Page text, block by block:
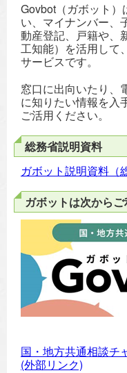
Govbot（ガボット
い、マイナンバー、
動産登記、戸籍や、
工知能）を活用して
サービスです。
窓口に出向いたり、
に知りたい情報を入
ご活用ください。
総務省説明資料
ガボット説明資料（
ガボットは次からご
国・地方共通相談チ
(外部リンク)